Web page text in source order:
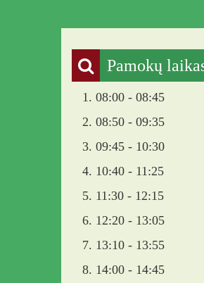
Pamokų
1. 08:00 - 08:45
2. 08:50 - 09:35
3. 09:45 - 10:30
4. 10:40 - 11:25
5. 11:30 - 12:15
6. 12:20 - 13:05
7. 13:10 - 13:55
8. 14:00 - 14:45